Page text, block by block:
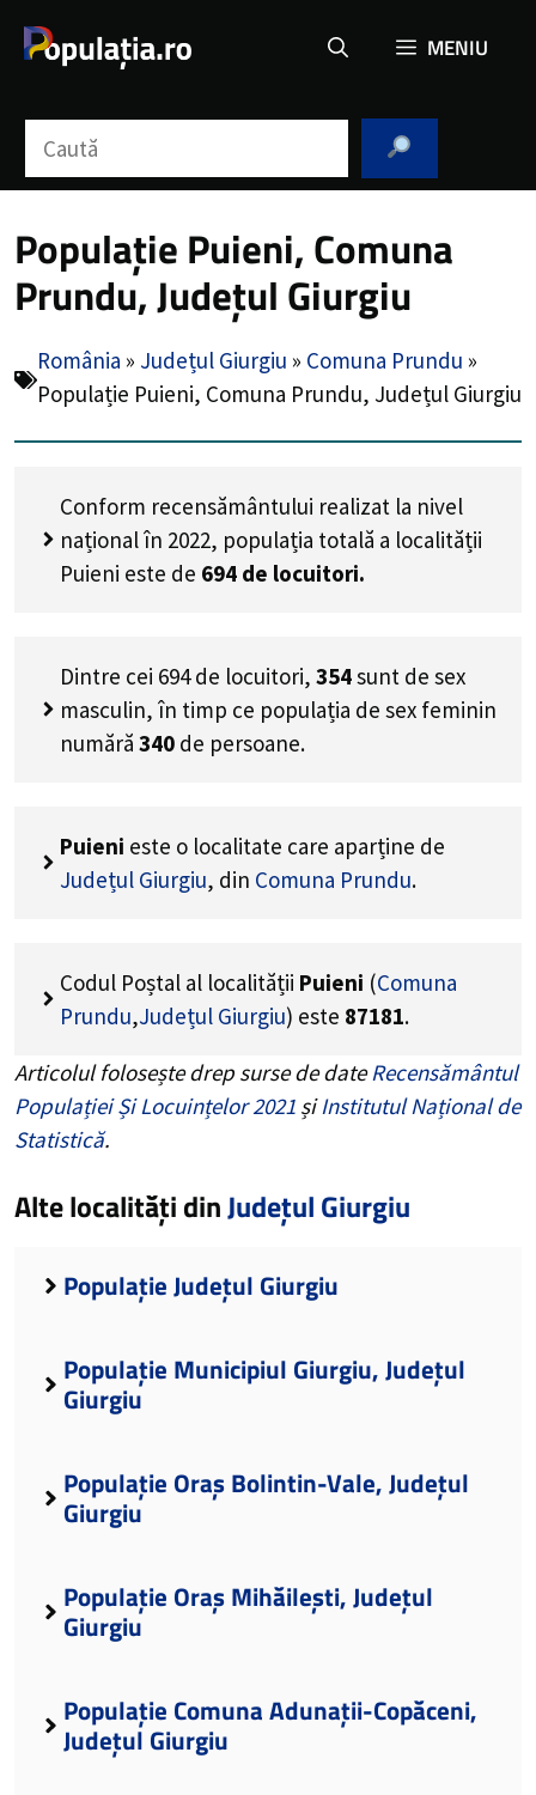
MENIU
Populație Puieni, Comuna
Prundu, Județul Giurgiu
România » Județul Giurgiu » Comuna Prundu »
Populație Puieni, Comuna Prundu, Județul Giurgiu
Conform recensământului realizat la nivel
național în 2022, populația totală a localității
Puieni este de 694 de locuitori.
Dintre cei 694 de locuitori, 354sunt de sex
masculin, în timp ce populația de sex feminin
numără 340 de persoane.
Puieni este o localitate care aparține de
Județul Giurgiu, din Comuna Prundu.
Codul Poștal al localității Puieni (Comuna
Prundu,Județul Giurgiu) este 87181.
Articolul folosește drep surse de dateRecensământul
Populației Și Locuințelor 2021 șiInstitutul Național de
Statistică.
Alte localități dinJudețul Giurgiu
Populație Județul Giurgiu
Populație Municipiul Giurgiu, Județul
Giurgiu
Populație Oraș Bolintin-Vale, Județul
Giurgiu
Populație Oraș Mihăilești, Județul
Giurgiu
Populație Comuna Adunații-Copăceni,
Județul Giurgiu